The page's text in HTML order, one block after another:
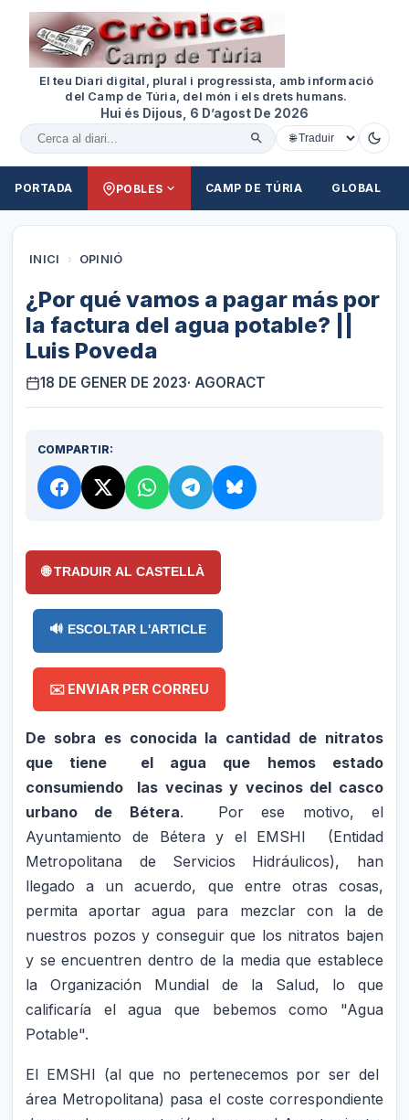
El teu Diari digital, plural i progressista, amb informació
del Camp de Túria, del món i els drets humans.
Hui és Dijous, 6 D’agost De 2026
Cercar al diari
PORTADA POBLES CAMP DE TÚRIA GLOBAL
INICI › OPINIÓ
¿Por qué vamos a pagar más por
la factura del agua potable? ||
Luis Poveda
18 DE GENER DE 2023· AGORACT
COMPARTIR:
🌐 TRADUIR AL CASTELLÀ
🔊 ESCOLTAR L'ARTICLE
✉️ ENVIAR PER CORREU
De sobra es conocida la cantidad de nitratos
que tiene el agua que hemos estado
consumiendo las vecinas y vecinos del casco
urbano de Bétera. Por ese motivo, el
Ayuntamiento de Bétera y el EMSHI (Entidad
Metropolitana de Servicios Hidráulicos), han
llegado a un acuerdo, que entre otras cosas,
permita aportar agua para mezclar con la de
nuestros pozos y conseguir que los nitratos bajen
y se encuentren dentro de la media que establece
la Organización Mundial de la Salud, lo que
calificaría el agua que bebemos como "Agua
Potable".
El EMSHI (al que no pertenecemos por ser del
área Metropolitana) pasa el coste correspondiente